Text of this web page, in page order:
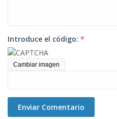
Introduce el código: *
Cambiar imagen
Enviar Comentario